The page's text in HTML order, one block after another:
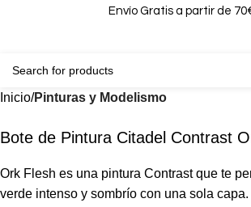
Envío Gratis a partir de
Inicio Pinturas y Modelismo
Bote de Pintura Citadel Contrast
Ork Flesh es una pintura Contrast que te
verde intenso y sombrío con una sola